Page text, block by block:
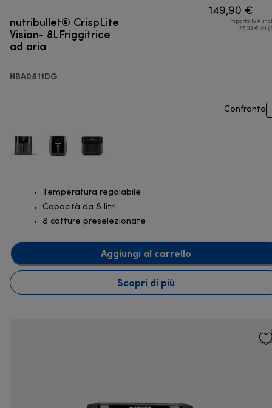
nutribullet® CrispLite
Vision- 8LFriggitrice
ad aria
NBA0811DG
149,90 €
Importo IVA
27,03 € di
Confronta
Temperatura regolabile
Capacità da 8 litri
8 cotture preselezionate
Aggiungi al carrello
Scopri di più